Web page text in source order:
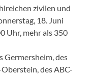
zivilen und
18. Juni
Uhr, mehr als 350
des
des ABC-